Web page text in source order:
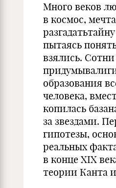
Много веков
в космос,
пытаясь
взялись.
образования
человека,
копилась
за звездами.
гипотезы,
реальных
в конце XIX
теории Канта